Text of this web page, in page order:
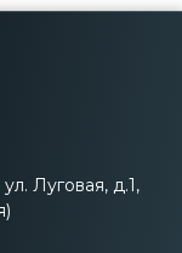
Луговая, д.1,